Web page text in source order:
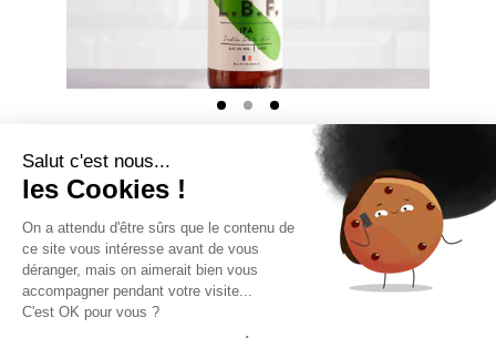
Salut c'est nous...
les Cookies !
On a attendu d'être sûrs que le contenu de
ce site vous intéresse avant de vous
déranger, mais on aimerait bien vous
accompagner pendant votre visite...
C'est OK pour vous ?
Recette(s) :
Bière blonde
Bière blanche
I.P.A.